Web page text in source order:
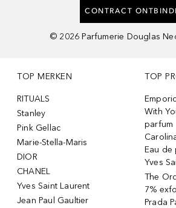
CONTRACT
© 2026 Parfumerie Douglas
TOP MERKEN
RITUALS
Stanley
Pink Gellac
Marie-Stella-Maris
DIOR
CHANEL
Yves Saint Laurent
Jean Paul Gaultier
TOP
With
parfum
Eau de
Yves
The
7%
Prada